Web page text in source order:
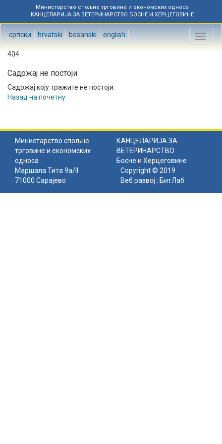
Министарство спољне трговине и економских односа
КАНЦЕЛАРИЈА ЗА ВЕТЕРИНАРСТВО БОСНЕ И ХЕРЦЕГОВИНЕ
српски hrvatski bosanski english
Toggle
404
Садржај не постоји
Садржај коју тражите не постоји.
Назад на почетну
Министарство спољне
трговине и економских
односа
КАНЦЕЛАРИЈА ЗА
ВЕТЕРИНАРСТВО
Босне и Херцеговине
Маршала Тита 9а/II
71000 Сарајево
Copyright © 2019
Веб развој : БитЛаб